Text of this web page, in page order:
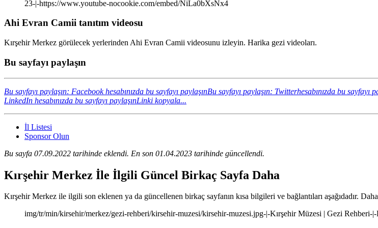
23-|-https://www.youtube-nocookie.com/embed/NiLa0bXsNx4
Ahi Evran Camii tanıtım videosu
Kırşehir Merkez görülecek yerlerinden Ahi Evran Camii videosunu izleyin. Harika gezi videoları.
Bu sayfayı paylaşın
Bu sayfayı paylaşın: Facebook hesabınızda bu sayfayı paylaşınBu sayfayı paylaşın: Twitterhesabınızda bu sayfayı
LinkedIn hesabınızda bu sayfayı paylaşınLinki kopyala...
İl Listesi
Sponsor Olun
Bu sayfa 07.09.2022 tarihinde eklendi. En son 01.04.2023 tarihinde güncellendi.
Kırşehir Merkez İle İlgili Güncel Birkaç Sayfa Daha
Kırşehir Merkez ile ilgili son eklenen ya da güncellenen birkaç sayfanın kısa bilgileri ve bağlantıları aşağıdadır.
img/tr/min/kirsehir/merkez/gezi-rehberi/kirsehir-muzesi/kirsehir-muzesi.jpg-|-Kırşehir Müzesi | Gezi Rehberi-